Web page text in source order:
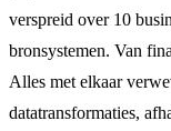
verspreid over 10
bronsystemen. Van
Alles met elkaar
datatransformaties,